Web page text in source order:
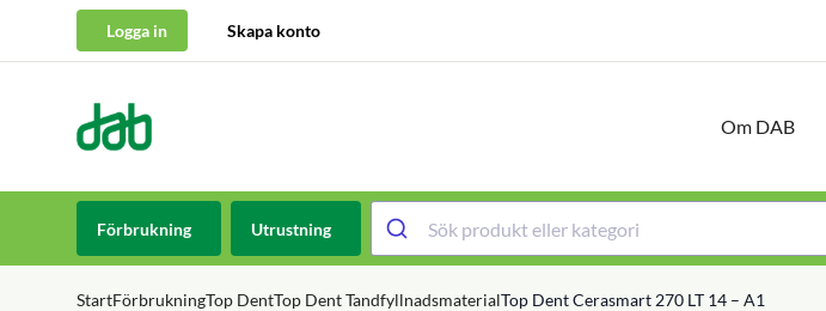
Logga in Skapa konto
DAB Dental Om DAB
Förbrukning Utrustning
StartFörbrukningTop DentTop Dent TandfyllnadsmaterialTop Dent Cerasmart 270 LT 14 – A1